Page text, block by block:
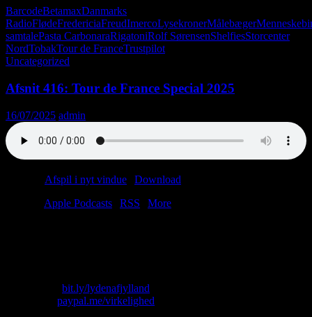
BarcodeBetamaxDanmarks
RadioFlødeFredericiaFreudImercoLysekronerMålebæger
samtalePasta CarbonaraRigatoniRolf SørensenShelfiesStorcenter
NordTobakTour de FranceTrustpilot
Uncategorized
Afsnit 416: Tour de France Special 2025
16/07/2025 admin
Afspil i nyt vindue Download
Apple Podcasts RSS
More
bit.ly/lydenafjylland
paypal.me/virkelighed